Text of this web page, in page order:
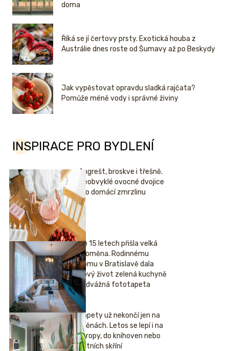
doma
Říká se jí čertovy prsty. Exotická houba z
Austrálie dnes roste od Šumavy až po Beskydy
Jak vypěstovat opravdu sladká rajčata?
Pomůže méně vody i správné živiny
INSPIRACE PRO BYDLENÍ
Angrešt, broskve i třešně.
Neobvyklé ovocné dvojice
pro domácí zmrzlinu
Po 15 letech přišla velká
proměna. Rodinnému
domu v Bratislavě dala
nový život zelená kuchyně
i odvážná fototapeta
Tapety už nekončí jen na
stěnách. Letos se lepí i na
stropy, do knihoven nebo
šatních skříní